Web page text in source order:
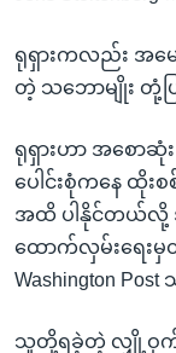
ရုရှားကလည်း အမ
တဲ့ သဘောမျိုး တုံ့ပ
ရုရှားဟာ အစော
ပေါင်းစုံကနေ ထိုး
အထိ ပါနိုင်တယ်လို့
ထောက်လှမ်းရေးမှ
Washington
သူတို့ရခဲ့တဲ့ လျှို့ဝှ